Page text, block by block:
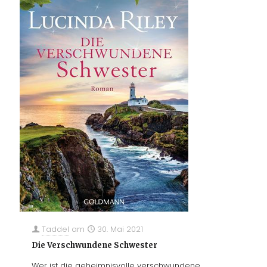
Taddel am 30. Mai 2021
Die Verschwundene Schwester